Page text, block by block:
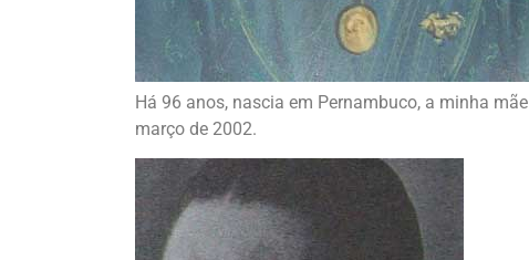
Há 96 anos, nascia em Pernambuco, a minha mãe
março de 2002.